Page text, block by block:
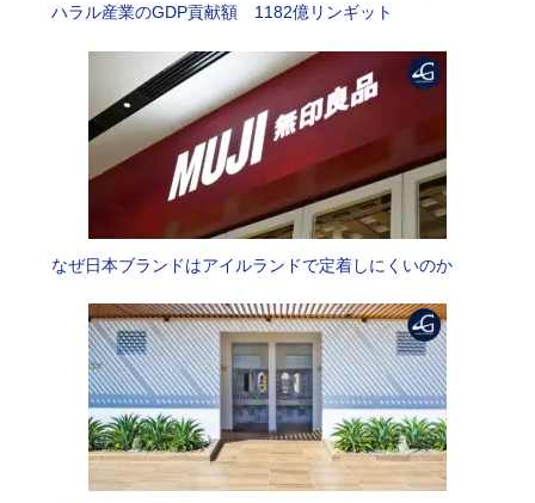
ハラル産業のGDP貢献額 1182億リンギット
なぜ日本ブランドはアイルランドで定着しにくいのか